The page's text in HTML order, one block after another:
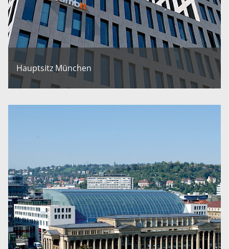
Hauptsitz München